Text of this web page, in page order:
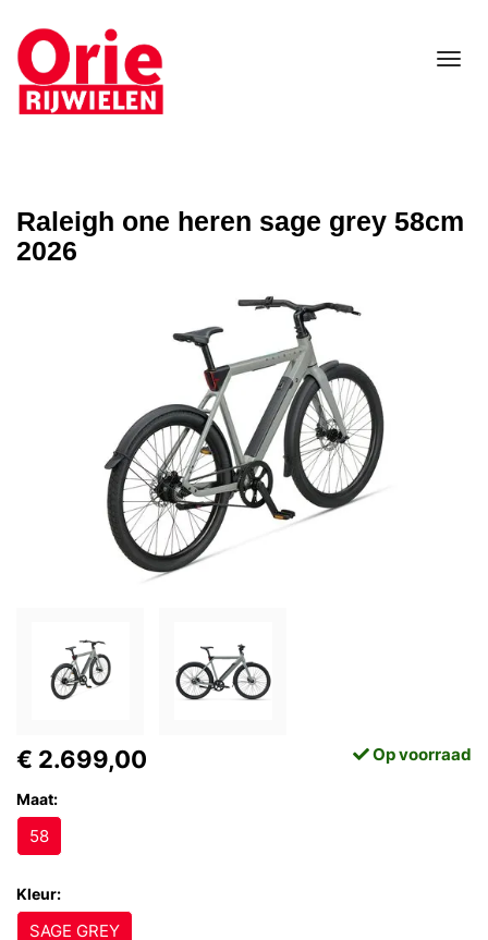
Raleigh one heren sage grey 58cm
2026
€ 2.699,00 Op voorraad
Maat:
58
Kleur:
SAGE GREY